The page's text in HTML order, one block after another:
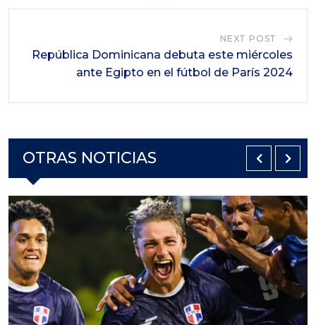
NEXT POST
República Dominicana debuta este miércoles
ante Egipto en el fútbol de París 2024
OTRAS NOTICIAS